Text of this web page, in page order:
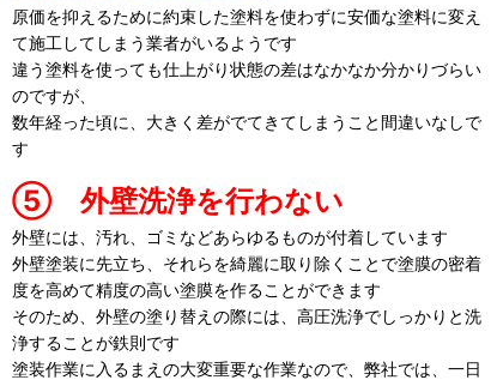
原価を抑えるために約束した塗料を使わずに安価な塗料に変え
て施工してしまう業者がいるようです
違う塗料を使っても仕上がり状態の差はなかなか分かりづらい
のですが、
数年経った頃に、大きく差がでてきてしまうこと間違いなしで
す
⑤ 外壁洗浄を行わない
外壁には、汚れ、ゴミなどあらゆるものが付着しています
外壁塗装に先立ち、それらを綺麗に取り除くことで塗膜の密着
度を高めて精度の高い塗膜を作ることができます
そのため、外壁の塗り替えの際には、高圧洗浄でしっかりと洗
浄することが鉄則です
塗装作業に入るまえの大変重要な作業なので、弊社では、一日